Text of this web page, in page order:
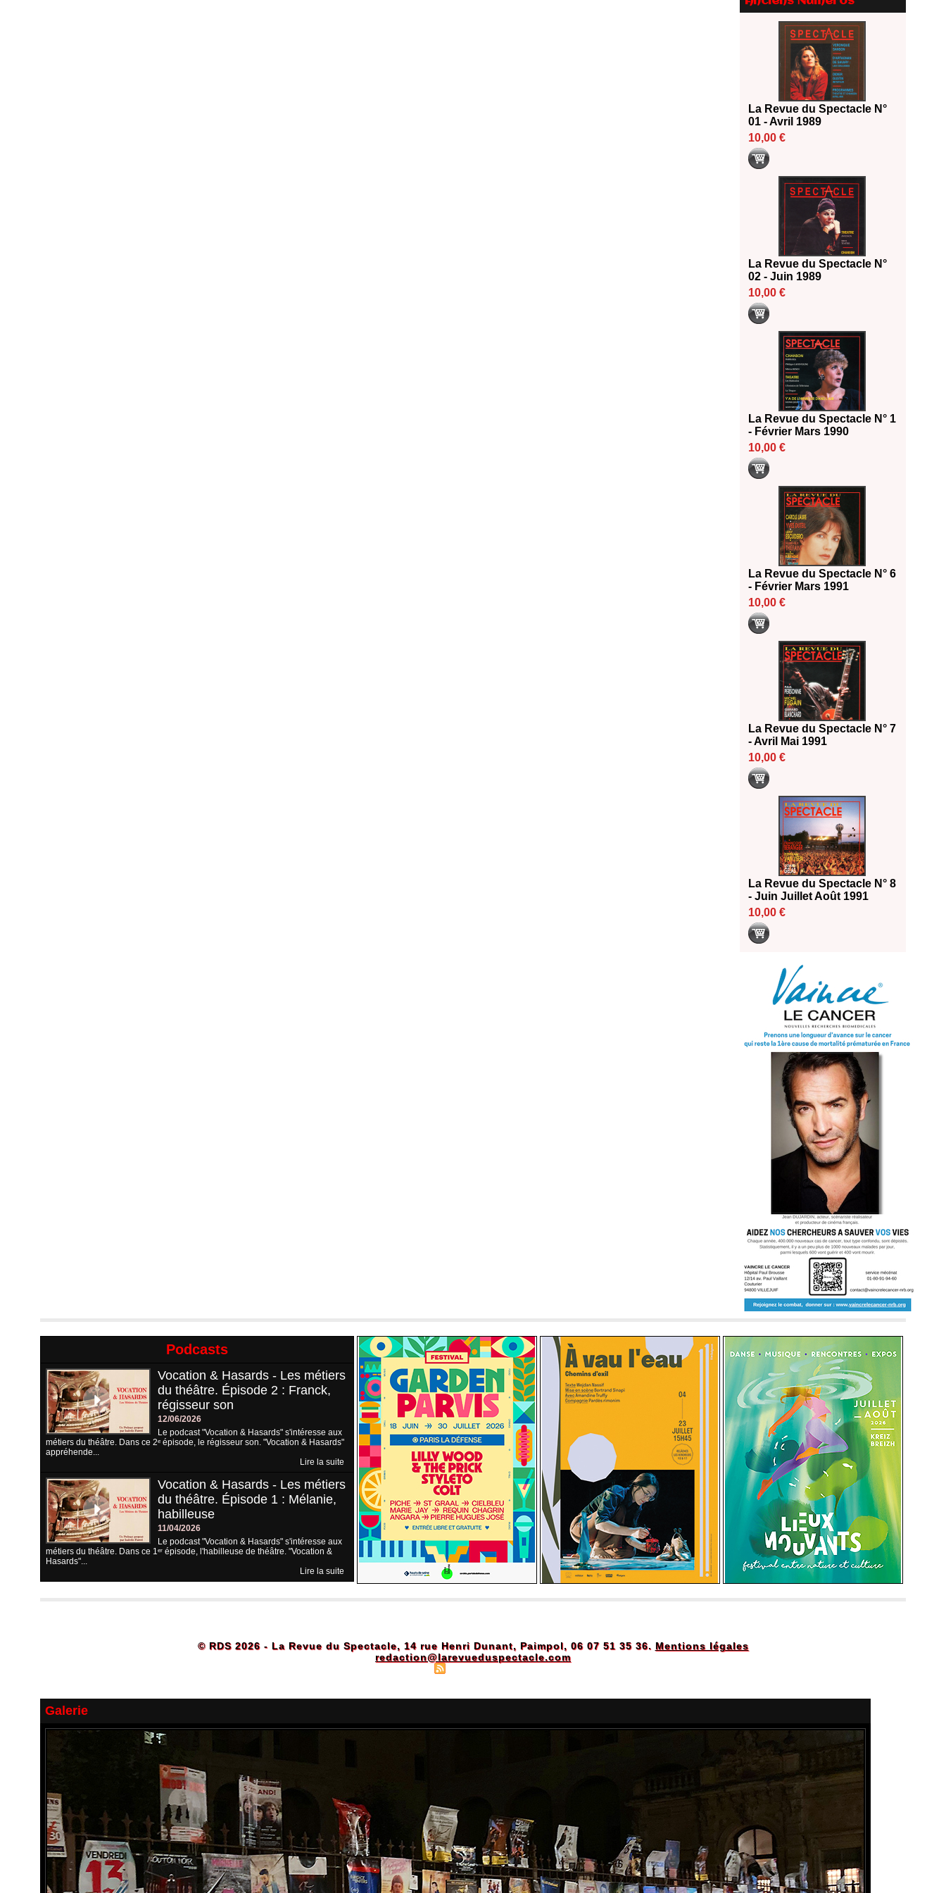
Le palmarès des prix SACD
Les 10 lauréats du Fonds
Grandes Formes Théâtre 2026
Nomination de Nathalie
Garraud et Olivier Saccomano à
la direction du Théâtre de
Gennevilliers - CDN
13/06/2026
Dispositif SACD Auteurs
d'espaces : les lauréats 2026
La Revue du Spectacle N°
01 - Avril 1989
10,00 €
La Revue du Spectacle N°
02 - Juin 1989
10,00 €
La Revue du Spectacle N° 1
- Février Mars 1990
10,00 €
La Revue du Spectacle N° 6
- Février Mars 1991
10,00 €
La Revue du Spectacle N° 7
- Avril Mai 1991
10,00 €
La Revue du Spectacle N° 8
- Juin Juillet Août 1991
10,00 €
Podcasts
Vocation & Hasards - Les métiers
du théâtre. Épisode 2 : Franck,
régisseur son
12/06/2026
Le podcast "Vocation & Hasards" s'intéresse aux
métiers du théâtre. Dans ce 2ᵉ épisode, le régisseur son. "Vocation & Hasards"
appréhende...
Lire la suite
Vocation & Hasards - Les métiers
du théâtre. Épisode 1 : Mélanie,
habilleuse
11/04/2026
Le podcast "Vocation & Hasards" s'intéresse aux
métiers du théâtre. Dans ce 1ᵉʳ épisode, l'habilleuse de théâtre. "Vocation &
Hasards"...
Lire la suite
© RDS 2026 - La Revue du Spectacle, 14 rue Henri Dunant, Paimpol, 06 07 51 35 36. Mentions légales
redaction@larevueduspectacle.com
Galerie